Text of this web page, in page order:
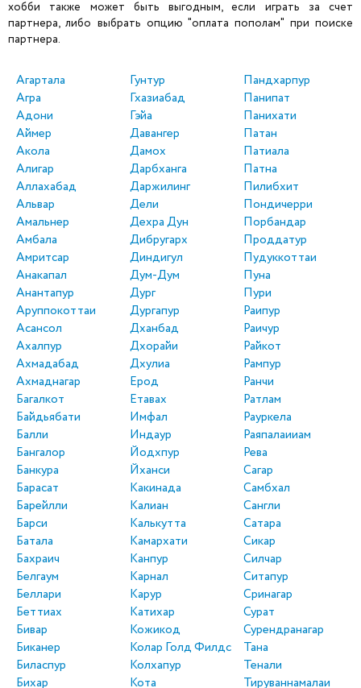
хобби также может быть выгодным, если играть за счет
партнера, либо выбрать опцию "оплата пополам" при поиске
партнера.
Агартала
Агра
Адони
Аймер
Акола
Алигар
Аллахабад
Альвар
Амальнер
Амбала
Амритсар
Анакапал
Анантапур
Аруппокоттаи
Асансол
Ахалпур
Ахмадабад
Ахмаднагар
Багалкот
Байдьябати
Балли
Бангалор
Банкура
Барасат
Барейлли
Барси
Батала
Бахраич
Белгаум
Беллари
Беттиах
Бивар
Биканер
Биласпур
Бихар
Гунтур
Гхазиабад
Гэйа
Давангер
Дамох
Дарбханга
Даржилинг
Дели
Дехра Дун
Дибругарх
Диндигул
Дум-Дум
Дург
Дургапур
Дханбад
Дхорайи
Дхулиа
Ерод
Етавах
Имфал
Индаур
Йодхпур
Йханси
Какинада
Калиан
Калькутта
Камархати
Канпур
Карнал
Карур
Катихар
Кожикод
Колар Голд Филдс
Колхапур
Кота
Пандхарпур
Панипат
Панихати
Патан
Патиала
Патна
Пилибхит
Пондичерри
Порбандар
Проддатур
Пудуккоттаи
Пуна
Пури
Раипур
Раичур
Райкот
Рампур
Ранчи
Ратлам
Рауркела
Раяпалаииам
Рева
Сагар
Самбхал
Сангли
Сатара
Сикар
Силчар
Ситапур
Сринагар
Сурат
Сурендранагар
Тана
Тенали
Тируваннамалаи